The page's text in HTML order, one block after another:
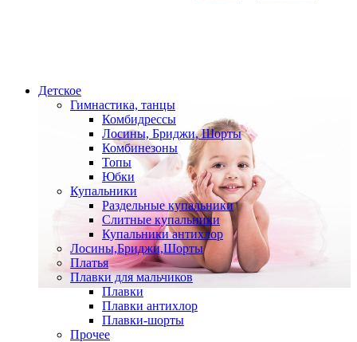
Детское
Гимнастика, танцы
Комбидрессы
Лосины, Бриджи, Шорты
Комбинезоны
Топы
Юбки
Купальники
Раздельные купальники
Слитные купальники
Купальники антихлор
Лосины,Бриджи,Шорты
Платья
Плавки для мальчиков
Плавки
Плавки антихлор
Плавки-шорты
Прочее